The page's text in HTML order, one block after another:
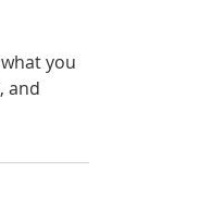
you
and